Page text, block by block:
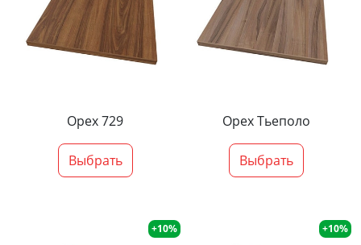
Орех 729
Выбрать
Орех Тьеполо
Выбрать
+10% +10%